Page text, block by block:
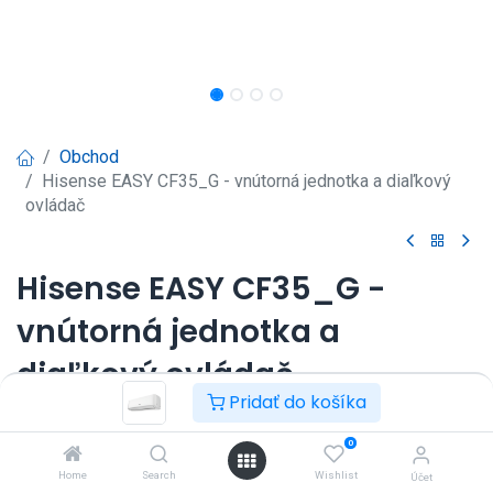
Pridať do košíka
Home Search
0
Wishlist Účet
Obchod
Hisense EASY CF35_G - vnútorná jednotka a diaľkový
ovládač
Hisense EASY CF35_G -
vnútorná jednotka a
diaľkový ovládač
Nástenná klimatizácia Hisense EASY CF35_G
Prihlásenie | Registrácia
pre